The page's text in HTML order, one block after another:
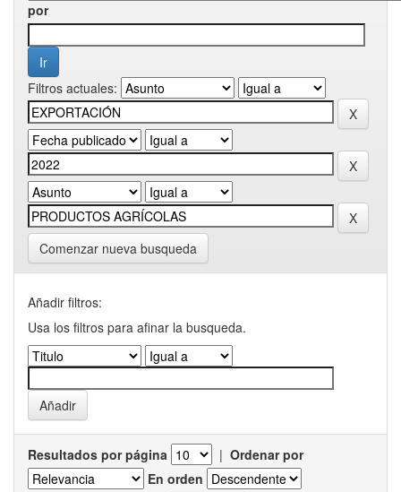
por
Filtros actuales:
Comenzar nueva busqueda
Añadir filtros:
Usa los filtros para afinar la busqueda.
Resultados por página | Ordenar por
En orden